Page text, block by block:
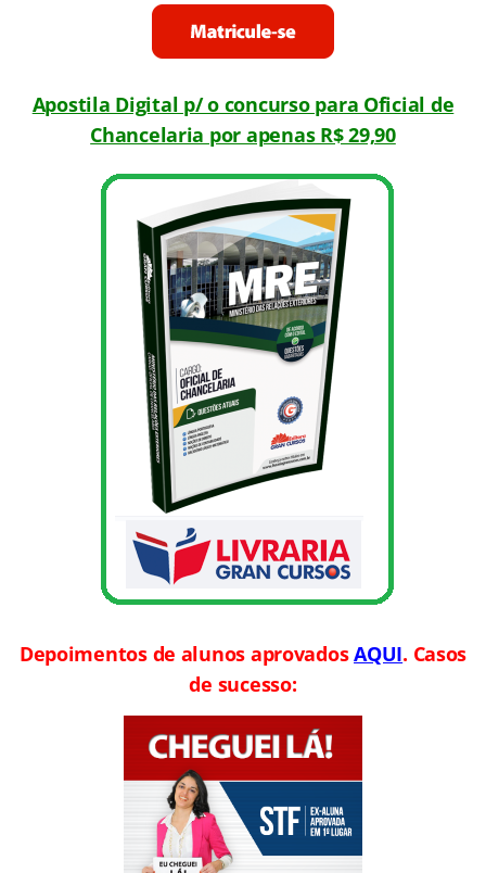
Apostila Digital p/ o concurso para Oficial de
Chancelaria por apenas R$ 29,90
Depoimentos de alunos aprovadosAQUI. Casos
de sucesso: